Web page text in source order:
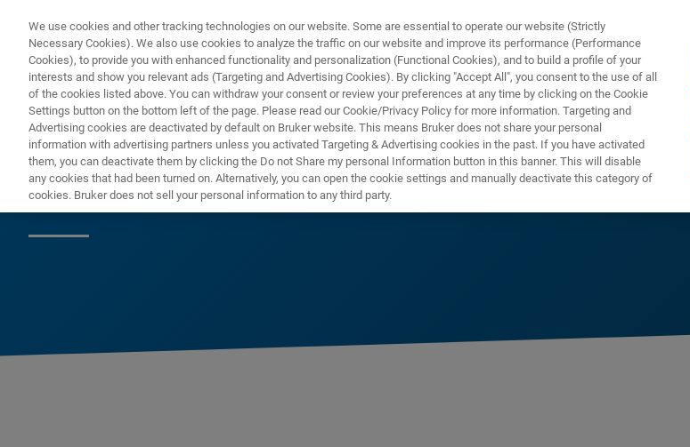
产品与解决
Esercitazioni OPUS/IDENT
We use cookies and other tracking technologies on our website. Some are essential to operate our website (Strictly
Necessary Cookies). We also use cookies to analyze the traffic on our website and improve its performance (Performance
Cookies), to provide you with enhanced functionality and personalization (Functional Cookies), and to build a profile of your
interests and show you relevant ads (Targeting and Advertising Cookies). By clicking "Accept All", you consent to the use of all
of the cookies listed above. You can withdraw your consent or review your preferences at any time by clicking on the Cookie
Settings button on the bottom left of the page. Please read our Cookie/Privacy Policy for more information. Targeting and
Advertising cookies are deactivated by default on Bruker website. This means Bruker does not share your personal
information with advertising partners unless you activated Targeting & Advertising cookies in the past. If you have activated
them, you can deactivate them by clicking the Do not Share my personal Information button in this banner. This will disable
any cookies that had been turned on. Alternatively, you can open the cookie settings and manually deactivate this category of
cookies. Bruker does not sell your personal information to any third party.